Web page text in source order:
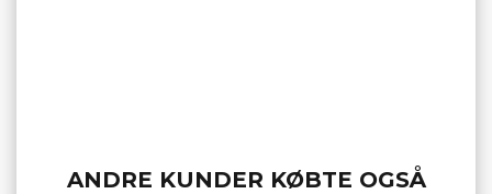
ANDRE KUNDER KØBTE OGSÅ